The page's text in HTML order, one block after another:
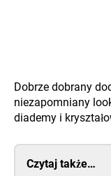
Dobrze dobrany
niezapomniany
diademy i
Czytaj także…